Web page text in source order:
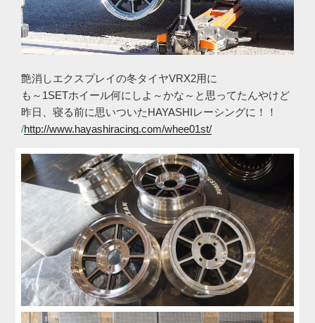
艶消しエクスプレイの冬タイヤVRX2用に
も～1SETホイール何にしよ～かな～と思ってたんやけど
昨日、寝る前に思いついたHAYASHIレーシングに！！
/http://www.hayashiracing.com/whee01st/